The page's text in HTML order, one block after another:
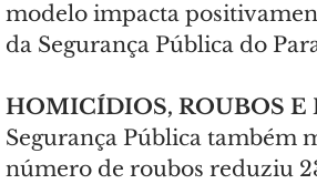
modelo impacta
da Segurança Pública do
HOMICÍDIOS, ROUBOS E
Segurança Pública também
número de roubos reduziu